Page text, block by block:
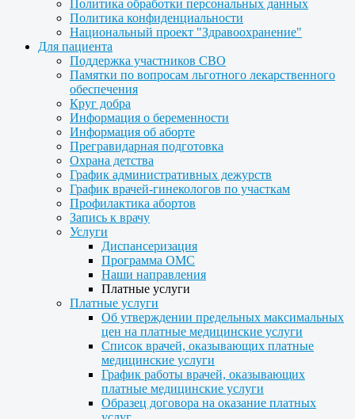
Политика обработки персональных данных
Политика конфиденциальности
Национальный проект "Здравоохранение"
Для пациента
Поддержка участников СВО
Памятки по вопросам льготного лекарственного
обеспечения
Круг добра
Информация о беременности
Информация об аборте
Прегравидарная подготовка
Охрана детства
График административных дежурств
График врачей-гинекологов по участкам
Профилактика абортов
Запись к врачу
Услуги
Диспансеризация
Программа ОМС
Наши направления
Платные услуги
Платные услуги
Об утверждении предельных максимальных
цен на платные медицинские услуги
Список врачей, оказывающих платные
медицинские услуги
График работы врачей, оказывающих
платные медицинские услуги
Образец договора на оказание платных